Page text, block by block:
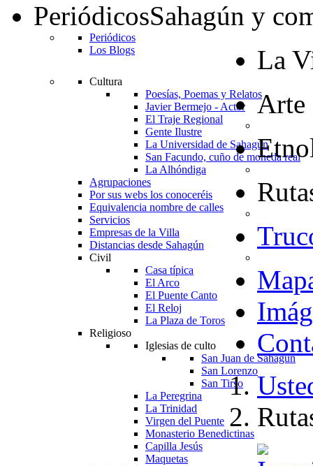
PeriódicosSahagún y
Periódicos
Los Blogs
La
Cultura
Poesías, Poemas y Relatos
Javier Bermejo - Actor
El Traje Regional
Gente Ilustre
La Universidad de Sahagún
San Facundo, cuño de moneda real
La Alhóndiga
Agrupaciones
Por sus webs los conoceréis
Equivalencia nombre de calles
Servicios
Empresas de la Villa
Distancias desde Sahagún
Arte
Civil
Casa típica
El Arco
El Puente Canto
El Reloj
La Plaza de Toros
Religioso
Iglesias de culto
San Juan de Sahagún
San Lorenzo
San Tirso
La Peregrina
La Trinidad
Virgen del Puente
Monasterio Benedictinas
Capilla Jesús
Maquetas